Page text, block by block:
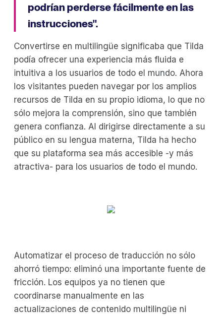
podrían perderse fácilmente en las
instrucciones".
Convertirse en multilingüe significaba que Tilda
podía ofrecer una experiencia más fluida e
intuitiva a los usuarios de todo el mundo. Ahora
los visitantes pueden navegar por los amplios
recursos de Tilda en su propio idioma, lo que no
sólo mejora la comprensión, sino que también
genera confianza. Al dirigirse directamente a su
público en su lengua materna, Tilda ha hecho
que su plataforma sea más accesible -y más
atractiva- para los usuarios de todo el mundo.
Automatizar el proceso de traducción no sólo
ahorró tiempo: eliminó una importante fuente de
fricción. Los equipos ya no tienen que
coordinarse manualmente en las
actualizaciones de contenido multilingüe ni